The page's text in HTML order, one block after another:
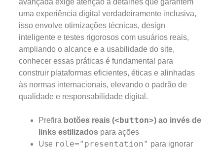
uma experiência digital verdadeiramente inclusiva,
isso envolve otimizações técnicas, design
inteligente e testes rigorosos com usuários reais,
ampliando o alcance e a usabilidade do site,
conhecer essas práticas é fundamental para
construir plataformas eficientes, éticas e alinhadas
às normas internacionais, elevando o padrão de
qualidade e responsabilidade digital.
Prefira botões reais (<button>) ao invés de
links estilizados para ações
Use role="presentation" para ignorar